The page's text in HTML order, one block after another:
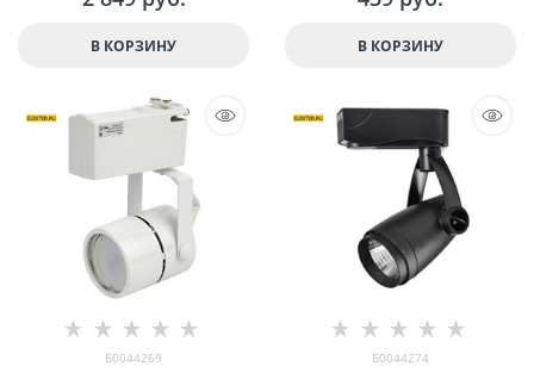
Б0049791
В КОРЗИНУ В КОРЗИНУ
Б0044269 Б0044274